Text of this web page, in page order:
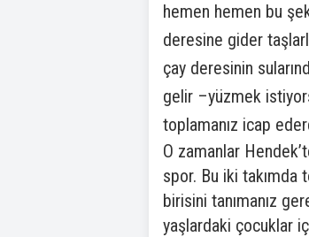
hemen hemen bu
deresine gider
çay deresinin
gelir –yüzmek
toplamanız icap
O zamanlar
spor. Bu iki takımda
birisini tanımanız
yaşlardaki çocuklar